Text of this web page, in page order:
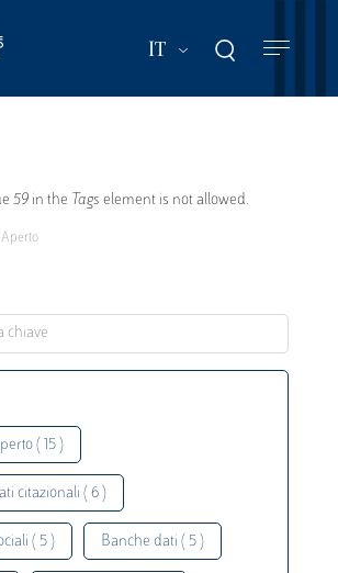
IT Mostra ulteriori
59 in the Tags element is not allowed.
Aperto
( 15 )
citazionali ( 6 )
( 5 ) Banche dati ( 5 )